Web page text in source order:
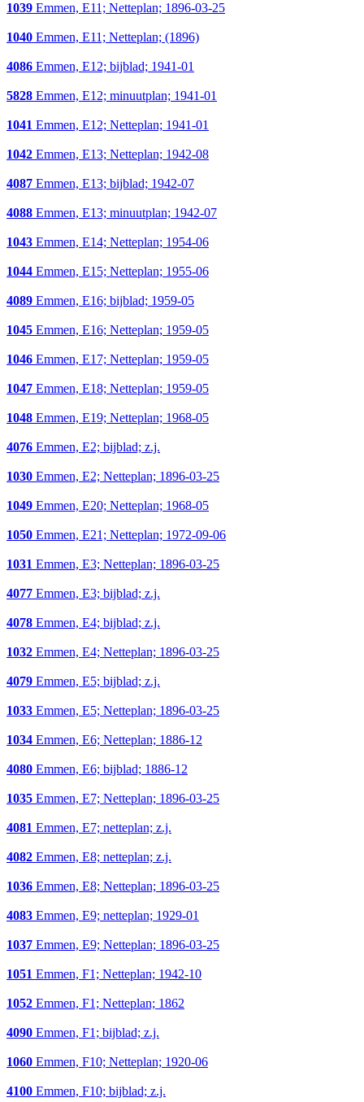
1039 Emmen, E11; Netteplan; 1896-03-25
1040 Emmen, E11; Netteplan; (1896)
4086 Emmen, E12; bijblad; 1941-01
5828 Emmen, E12; minuutplan; 1941-01
1041 Emmen, E12; Netteplan; 1941-01
1042 Emmen, E13; Netteplan; 1942-08
4087 Emmen, E13; bijblad; 1942-07
4088 Emmen, E13; minuutplan; 1942-07
1043 Emmen, E14; Netteplan; 1954-06
1044 Emmen, E15; Netteplan; 1955-06
4089 Emmen, E16; bijblad; 1959-05
1045 Emmen, E16; Netteplan; 1959-05
1046 Emmen, E17; Netteplan; 1959-05
1047 Emmen, E18; Netteplan; 1959-05
1048 Emmen, E19; Netteplan; 1968-05
4076 Emmen, E2; bijblad; z.j.
1030 Emmen, E2; Netteplan; 1896-03-25
1049 Emmen, E20; Netteplan; 1968-05
1050 Emmen, E21; Netteplan; 1972-09-06
1031 Emmen, E3; Netteplan; 1896-03-25
4077 Emmen, E3; bijblad; z.j.
4078 Emmen, E4; bijblad; z.j.
1032 Emmen, E4; Netteplan; 1896-03-25
4079 Emmen, E5; bijblad; z.j.
1033 Emmen, E5; Netteplan; 1896-03-25
1034 Emmen, E6; Netteplan; 1886-12
4080 Emmen, E6; bijblad; 1886-12
1035 Emmen, E7; Netteplan; 1896-03-25
4081 Emmen, E7; netteplan; z.j.
4082 Emmen, E8; netteplan; z.j.
1036 Emmen, E8; Netteplan; 1896-03-25
4083 Emmen, E9; netteplan; 1929-01
1037 Emmen, E9; Netteplan; 1896-03-25
1051 Emmen, F1; Netteplan; 1942-10
1052 Emmen, F1; Netteplan; 1862
4090 Emmen, F1; bijblad; z.j.
1060 Emmen, F10; Netteplan; 1920-06
4100 Emmen, F10; bijblad; z.j.